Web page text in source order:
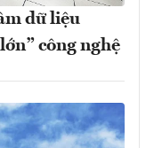
dữ liệu
công nghệ